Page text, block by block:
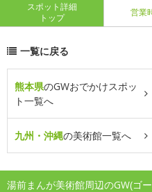
スポット詳細
トップ
営業
一覧に戻る
熊本県のGWおでかけスポッ
ト一覧へ
九州・沖縄の美術館一覧へ
湯前まんが美術館周辺のGW(ゴ